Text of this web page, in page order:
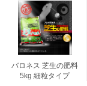
バロネス 芝生の肥料
5kg 細粒タイプ